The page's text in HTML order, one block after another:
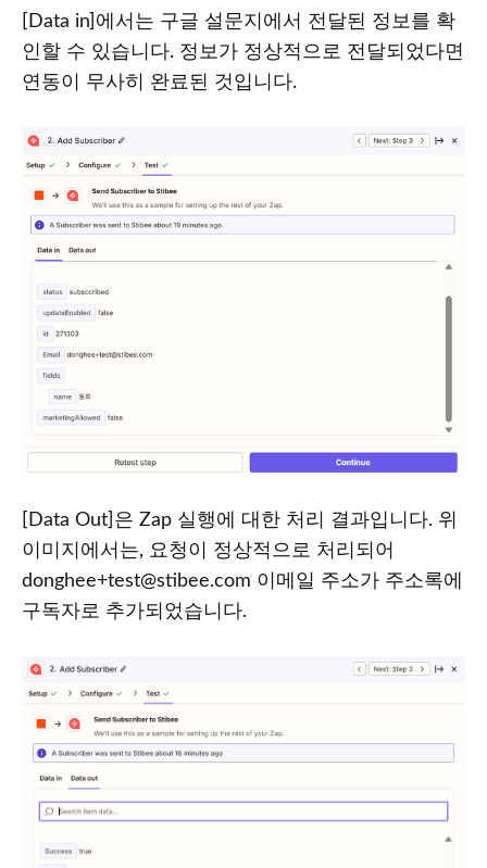
[Data in]에서는 구글 설문지에서 전달된 정보를 확
인할 수 있습니다. 정보가 정상적으로 전달되었다면
연동이 무사히 완료된 것입니다.
[Data Out]은 Zap 실행에 대한 처리 결과입니다. 위
이미지에서는, 요청이 정상적으로 처리되어
donghee+test@stibee.com 이메일 주소가 주소록에
구독자로 추가되었습니다.